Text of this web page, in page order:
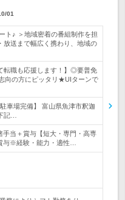
01
ト♪ ＞地域密着の番組制作を担
放送まで幅広く携わり、地域の
転職も応援します！】◎要普免
向の方にピッタリ★UIターンで
車場完備】 富山県魚津市釈迦
記…
手当＋賞与【短大・専門・高専
与※経験・能力・適性…